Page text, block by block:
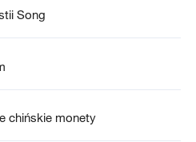
Song
chińskie monety